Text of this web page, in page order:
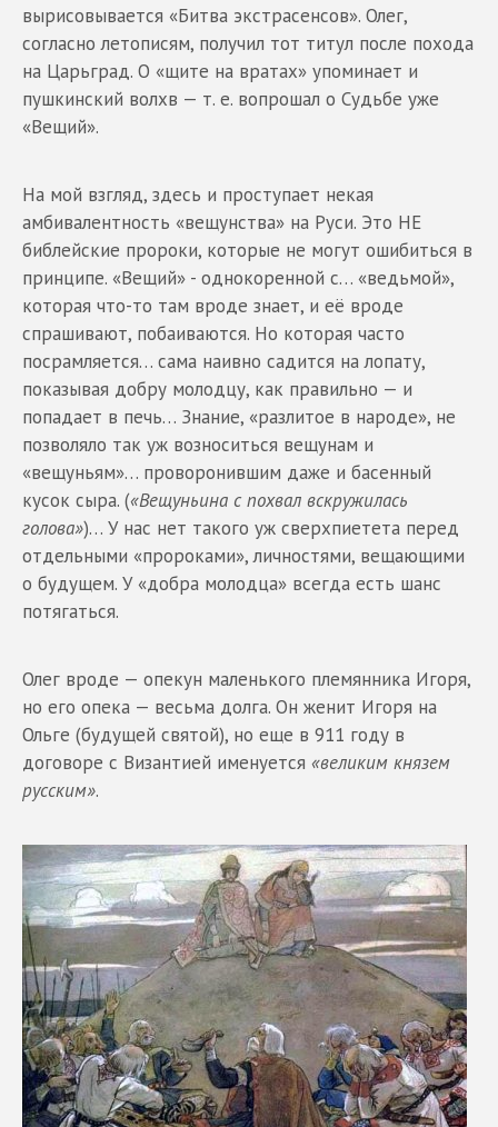
вырисовывается «Битва экстрасенсов». Олег,
согласно летописям, получил тот титул после похода
на Царьград. О «щите на вратах» упоминает и
пушкинский волхв — т. е. вопрошал о Судьбе уже
«Вещий».
На мой взгляд, здесь и проступает некая
амбивалентность «вещунства» на Руси. Это НЕ
библейские пророки, которые не могут ошибиться в
принципе. «Вещий» - однокоренной с… «ведьмой»,
которая что-то там вроде знает, и её вроде
спрашивают, побаиваются. Но которая часто
посрамляется… сама наивно садится на лопату,
показывая добру молодцу, как правильно — и
попадает в печь… Знание, «разлитое в народе», не
позволяло так уж возноситься вещунам и
«вещуньям»… проворонившим даже и басенный
кусок сыра. («Вещуньина с похвал вскружилась
голова»)… У нас нет такого уж сверхпиетета перед
отдельными «пророками», личностями, вещающими
о будущем. У «добра молодца» всегда есть шанс
потягаться.
Олег вроде — опекун маленького племянника Игоря,
но его опека — весьма долга. Он женит Игоря на
Ольге (будущей святой), но еще в 911 году в
договоре с Византией именуется «великим князем
русским».